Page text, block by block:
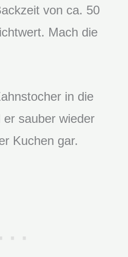
von ca. 50
Mach die
in die
sauber wieder
Kuchen gar.